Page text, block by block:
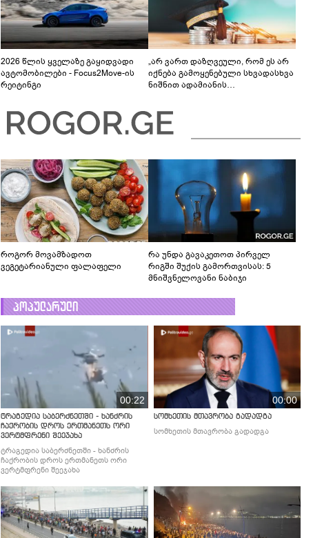
2026 წლის ყველაზე გაყიდვადი
ავტომობილები - Focus2Move-ის
რეიტინგი
„არ ვართ დაზღვეული, რომ ეს არ
იქნება გამოყენებული სხვადასხვა
ნიშნით ადამიანის
უფსკრულისკენ მიდის“
როგორ მოვამზადოთ
ვეგეტარიანული ფალაფელი
რა უნდა გავაკეთოთ პირველ
რიგში შუქის გამორთვისას: 5
მნიშვნელოვანი ნაბიჯი
პოპულარული
00:22
ტრაგედია საბერძნეთში - ხანძრის
ჩაქრობის დროს ერთმანეთს ორი
ვერტმფრენი შეეჯახა
ტრაგედია საბერძნეთში - ხანძრის
ჩაქრობის დროს ერთმანეთს ორი
ვერტმფრენი შეეჯახა
00:00
სომხეთის მთავრობა გადადგა
სომხეთის მთავრობა გადადგა